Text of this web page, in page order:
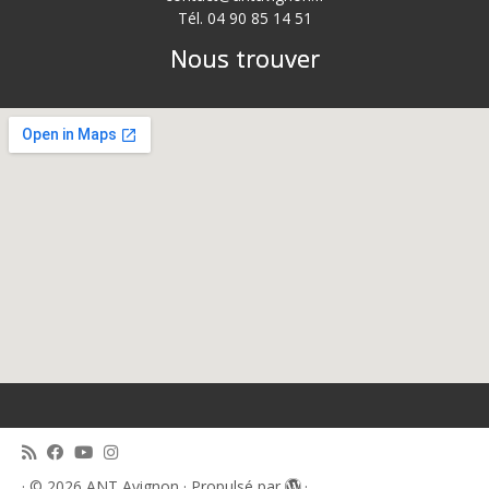
Tél. 04 90 85 14 51
Nous trouver